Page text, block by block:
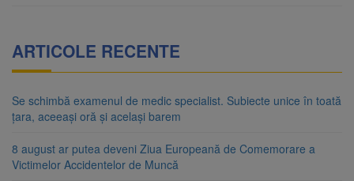
ARTICOLE RECENTE
Se schimbă examenul de medic specialist. Subiecte unice în toată
țara, aceeași oră și același barem
8 august ar putea deveni Ziua Europeană de Comemorare a
Victimelor Accidentelor de Muncă